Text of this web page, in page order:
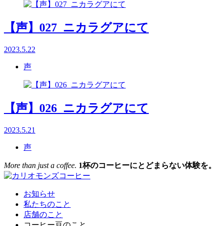
【声】027_ニカラグアにて
2023.5.22
声
【声】026_ニカラグアにて
2023.5.21
声
More than just a coffee. 1杯のコーヒーにとどまらない体験を。
お知らせ
私たちのこと
店舗のこと